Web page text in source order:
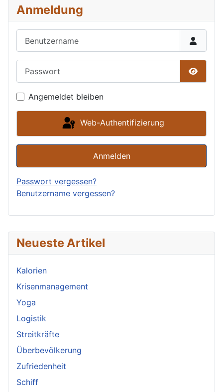
Neueste Artikel
Kalorien
Krisenmanagement
Yoga
Logistik
Streitkräfte
Überbevölkerung
Zufriedenheit
Schiff
Anmeldung
Angemeldet bleiben
Web-Authentifizierung
Anmelden
Passwort vergessen?
Benutzername vergessen?